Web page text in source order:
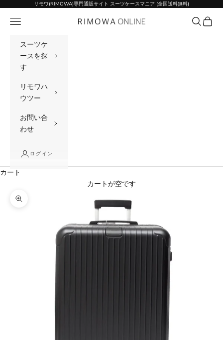
コンテンツへスキップリモワ(RIMOWA)専門通販サイト スーツケースマニア (全国送料無料)
リモワ(RIMOWA)専門通販サイト スーツケー
メニュー 検索カート
スーツケ
ースを探
す
リモワハ
ウツー
お問い合
わせ
ログイン
カート
カートが空です
ズームイン